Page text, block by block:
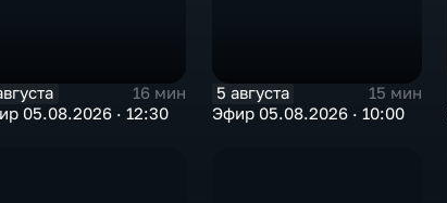
16 мин
05.08.2026 · 12:30
5 августа
15 мин
Эфир 05.08.2026 · 10:00